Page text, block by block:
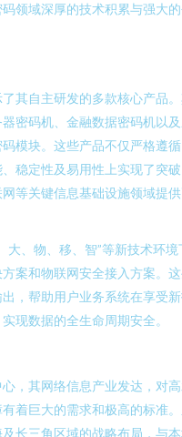
领域深厚的技术积累与强大
其自主研发的多款核心产品
密码机、金融数据密码机以
模块。这些产品不仅严格遵
稳定性及易用性上实现了突
等关键信息基础设施领域提
大、物、移、智”等新技术环境
案和物联网安全接入方案。
，帮助用户业务系统在享受
现数据的全生命周期安全。
，其网络信息产业发达，对
着巨大的需求和极高的标准
长三角区域的战略布局，与